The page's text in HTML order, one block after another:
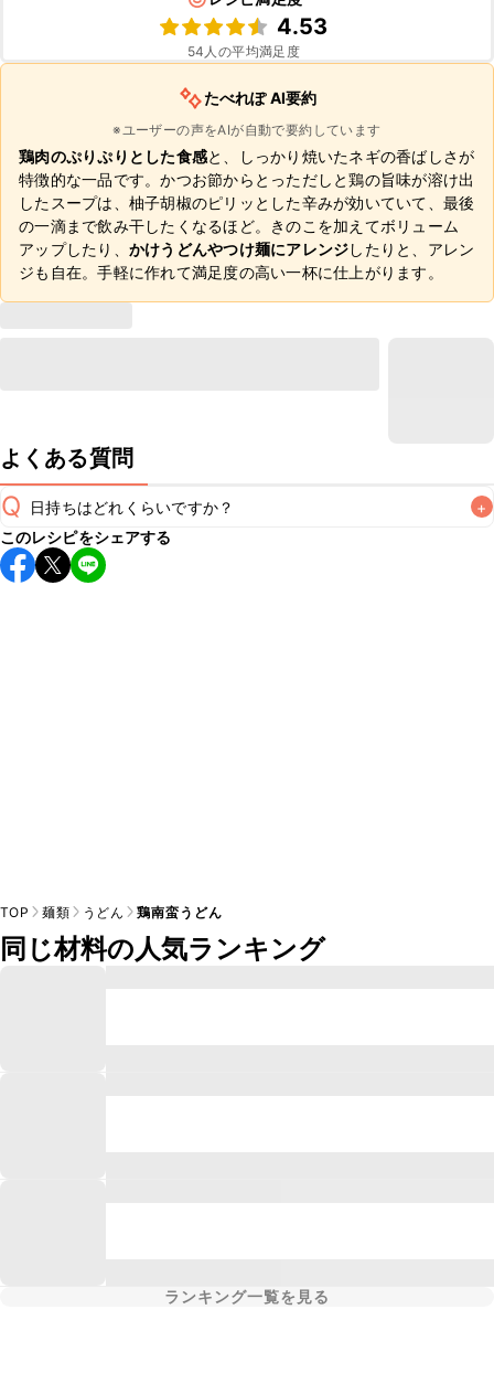
4.53
54 人の平均満足度
たべれぽ AI要約
※ユーザーの声をAIが自動で要約しています
鶏肉のぷりぷりとした食感と、しっかり焼いたネギの香ばしさが
特徴的な一品です。かつお節からとっただしと鶏の旨味が溶け出
したスープは、柚子胡椒のピリッとした辛みが効いていて、最後
の一滴まで飲み干したくなるほど。きのこを加えてボリューム
アップしたり、 かけうどんやつけ麺にアレンジしたりと、アレン
ジも自在。手軽に作れて満足度の高い一杯に仕上がります。
よくある質問
Q 日持ちはどれくらいですか？ +
こちらのレシピは出来たてをお召し上がりいただくことをお
すすめします。
このレシピをシェアする
TOP 麺類 うどん 鶏南蛮うどん
同じ材料の人気ランキング
ランキング一覧を見る